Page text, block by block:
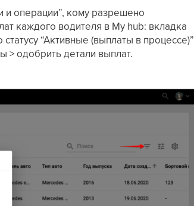
и операции”, кому разрешено
каждого водителя в My hub: вкладка
“Активные (выплаты в процессе)”
> одобрить детали выплат.